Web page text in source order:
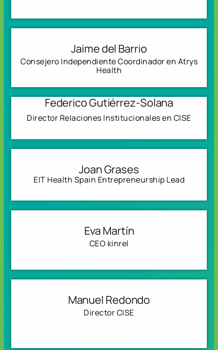
Jaime del Barrio
Consejero Independiente Coordinador en Atrys
Health
Federico Gutiérrez-Solana
Director Relaciones Institucionales en CISE
Joan Grases
EIT Health Spain Entrepreneurship Lead
Eva Martín
CEO kinrel
Manuel Redondo
Director CISE